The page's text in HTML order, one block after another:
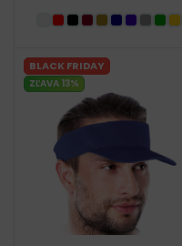
BLACK FRIDAY
ZĽAVA 13%